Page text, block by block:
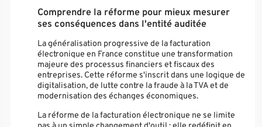
Comprendre la réforme pour mieux mesurer
ses conséquences dans l'entité auditée
La généralisation progressive de la facturation
électronique en France constitue une transformation
majeure des processus financiers et fiscaux des
entreprises. Cette réforme s'inscrit dans une logique de
digitalisation, de lutte contre la fraude à la TVA et de
modernisation des échanges économiques.
La réforme de la facturation électronique ne se limite